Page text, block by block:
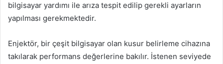
bilgisayar yardımı ile arıza tespit edilip gerekli ayarların
yapılması gerekmektedir.
Enjektör, bir çeşit bilgisayar olan kusur belirleme cihazına
takılarak performans değerlerine bakılır. İstenen seviyede